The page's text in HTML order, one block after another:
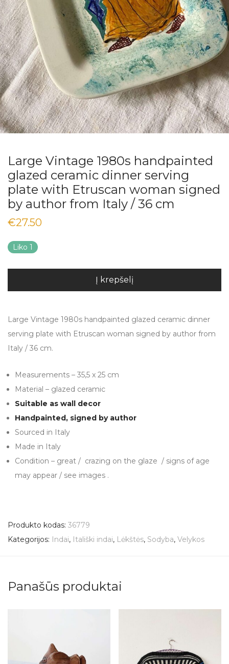
Large Vintage 1980s handpainted
glazed ceramic dinner serving
plate with Etruscan woman signed
by author from Italy / 36 cm
€27.50
Liko 1
Į krepšelį
Large Vintage 1980s handpainted glazed ceramic dinner
serving plate with Etruscan woman signed by author from
Italy / 36 cm.
Measurements – 35,5 x 25 cm
Material – glazed ceramic
Suitable as wall decor
Handpainted, signed by author
Sourced in Italy
Made in Italy
Condition – great / crazing on the glaze / signs of age
may appear / see images .
Produkto kodas: 36779
Kategorijos: Indai, Itališki indai, Lėkštės, Sodyba, Velykos
Panašūs produktai